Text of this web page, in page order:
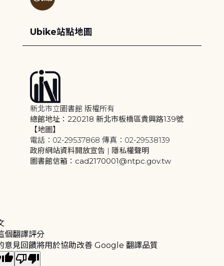
Ubike站點地圖
新北市立圖書館 版權所有
總館地址：220218 新北市板橋區貴興路139號
【地圖】
電話：02-29537868 傳真：02-29538139
政府網站資料開放宣告 | 隱私權聲明
圖書館信箱：cad2170001@ntpc.gov.tw
個翻譯評分
意見回饋將用於協助改善 Google 翻譯品質